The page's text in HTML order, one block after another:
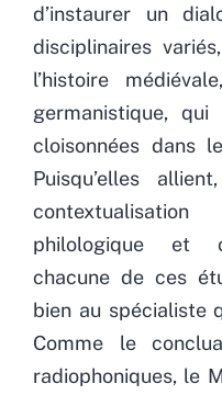
d’instaurer un
disciplinaires
l’histoire
germanistique,
cloisonnées dans
Puisqu’elles
philologique et
chacune de ces
bien au spécialiste
Comme le
radiophoniques, le